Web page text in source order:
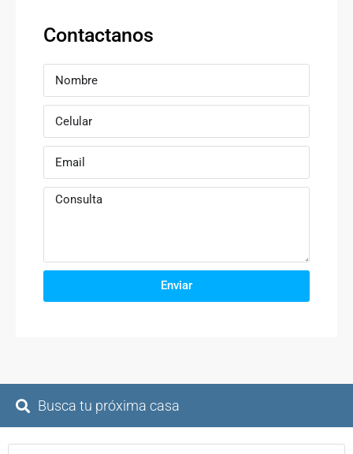
Contactanos
Enviar
Busca tu próxima casa